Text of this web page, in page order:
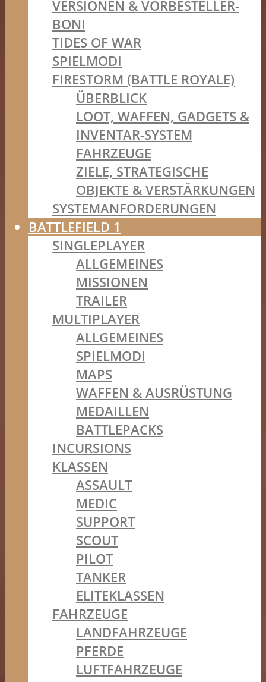
VERSIONEN & VORBESTELLER-
BONI
TIDES OF WAR
SPIELMODI
FIRESTORM (BATTLE ROYALE)
ÜBERBLICK
LOOT, WAFFEN, GADGETS &
INVENTAR-SYSTEM
FAHRZEUGE
ZIELE, STRATEGISCHE
OBJEKTE & VERSTÄRKUNGEN
SYSTEMANFORDERUNGEN
BATTLEFIELD 1
SINGLEPLAYER
ALLGEMEINES
MISSIONEN
TRAILER
MULTIPLAYER
ALLGEMEINES
SPIELMODI
MAPS
WAFFEN & AUSRÜSTUNG
MEDAILLEN
BATTLEPACKS
INCURSIONS
KLASSEN
ASSAULT
MEDIC
SUPPORT
SCOUT
PILOT
TANKER
ELITEKLASSEN
FAHRZEUGE
LANDFAHRZEUGE
PFERDE
LUFTFAHRZEUGE